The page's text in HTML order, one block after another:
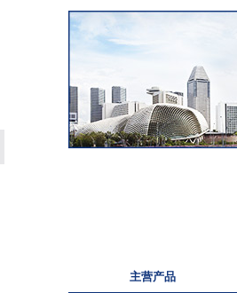
主营产品